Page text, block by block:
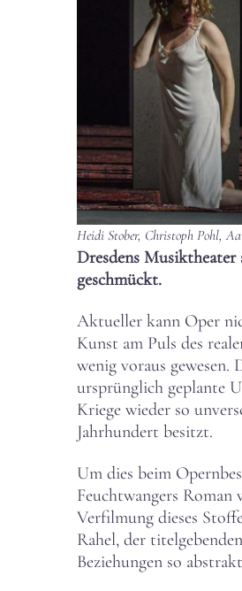
Heidi Stober, Christoph Pohl,
Dresdens
geschmückt.
Aktueller kann Oper
Kunst am Puls des
wenig voraus
ursprünglich geplante
Kriege wieder so
Jahrhundert besitzt.
Um dies beim
Feuchtwangers Roman
Verfilmung dieses
Rahel, der
Beziehungen so